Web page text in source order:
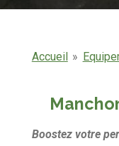
Accueil »
Boostez votre